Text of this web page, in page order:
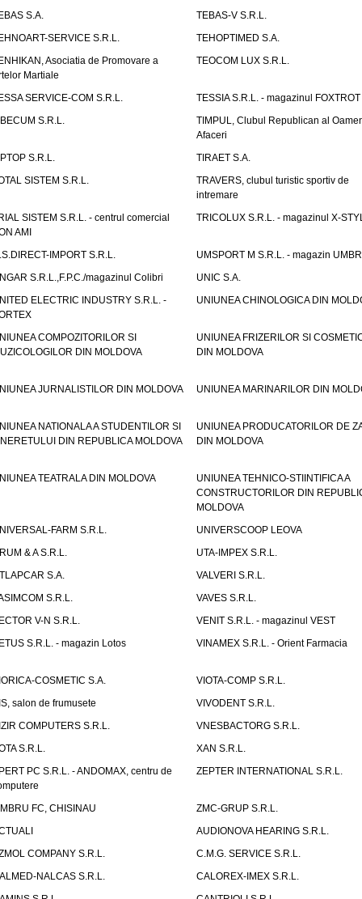
S.A.
TEBAS-V S.R.L.
SERVICE S.R.L.
TEHOPTIMED S.A.
Asociatia de Promovare a
Martiale
TEOCOM LUX S.R.L.
SERVICE-COM S.R.L.
TESSIA S.R.L. - magazinul FOXTROT
S.R.L.
TIMPUL, Clubul Republican al
Afaceri
S.R.L.
TIRAET S.A.
SISTEM S.R.L.
TRAVERS, clubul turistic sportiv de
intremare
SISTEM S.R.L. - centrul comercial
AMI
TRICOLUX S.R.L. - magazinul X-
IMPORT S.R.L.
UMSPORT M S.R.L. - magazin
S.R.L.,F.P.C./magazinul Colibri
UNIC S.A.
ELECTRIC INDUSTRY S.R.L. -
UNIUNEA CHINOLOGICA DIN
COMPOZITORILOR SI
DIN MOLDOVA
UNIUNEA FRIZERILOR SI
DIN MOLDOVA
JURNALISTILOR DIN MOLDOVA UNIUNEA MARINARILOR DIN
NATIONALA A STUDENTILOR SI
DIN REPUBLICA MOLDOVA
UNIUNEA PRODUCATORILOR DE
DIN MOLDOVA
TEATRALA DIN MOLDOVA
UNIUNEA TEHNICO-STIINTIFICA A
CONSTRUCTORILOR DIN
MOLDOVA
FARM S.R.L.
UNIVERSCOOP LEOVA
& A S.R.L.
UTA-IMPEX S.R.L.
S.A.
VALVERI S.R.L.
S.R.L.
VAVES S.R.L.
V-N S.R.L.
VENIT S.R.L. - magazinul VEST
S.R.L. - magazin Lotos
VINAMEX S.R.L. - Orient Farmacia
COSMETIC S.A.
VIOTA-COMP S.R.L.
salon de frumusete
VIVODENT S.R.L.
COMPUTERS S.R.L.
VNESBACTORG S.R.L.
S.R.L.
XAN S.R.L.
PC S.R.L. - ANDOMAX, centru de
ZEPTER INTERNATIONAL S.R.L.
FC, CHISINAU
ZMC-GRUP S.R.L.
AUDIONOVA HEARING S.R.L.
COMPANY S.R.L.
C.M.G. SERVICE S.R.L.
NALCAS S.R.L.
CALOREX-IMEX S.R.L.